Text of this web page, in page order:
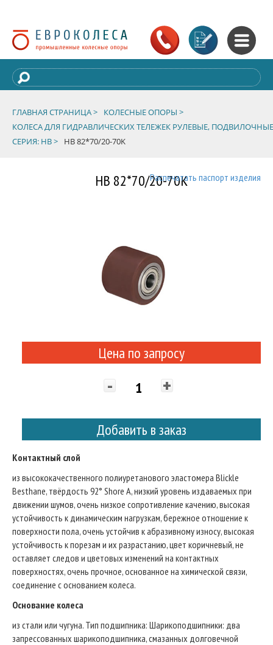
ГЛАВНАЯ СТРАНИЦА >
КОЛЕСНЫЕ ОПОРЫ >
КОЛЕСА ДЛЯ ГИДРАВЛИЧЕСКИХ ТЕЛЕЖЕК РУЛЕВЫЕ,
СЕРИЯ: HB >
HB 82*70/20-70K
HB 82*70/20-70KРаспечатать паспорт изделия
Цена по запросу
- +
Добавить в заказ
Контактный слой
из высококачественного полиуретанового эластомера Blickle
Besthane, твёрдость 92° Shore A, низкий уровень издаваемых при
движении шумов, очень низкое сопротивление качению, высокая
устойчивость к динамическим нагрузкам, бережное отношение к
поверхности пола, очень устойчив к абразивному износу, высокая
устойчивость к порезам и их разрастанию, цвет коричневый, не
оставляет следов и цветовых изменений на контактных
поверхностях, очень прочное, основанное на химической связи,
соединение с основанием колеса.
Основание колеса
из стали или чугуна. Тип подшипникa: Шарикоподшипники: два
запрессованных шарикоподшипника, смазанных долговечной